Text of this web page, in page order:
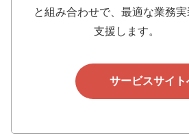
と組み合わせで、最適な業務
支援します。
サービスサイト